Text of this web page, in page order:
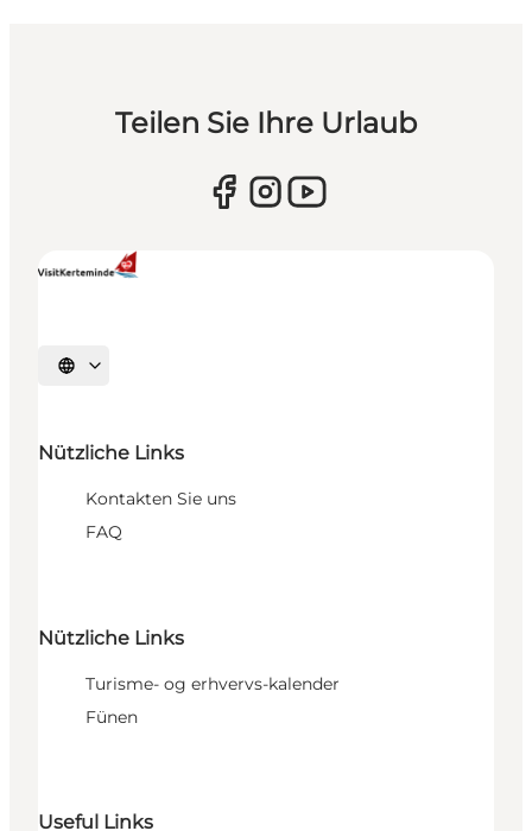
Teilen Sie Ihre Urlaub
Sprache auswählen
Nützliche Links
Kontakten Sie uns
FAQ
Nützliche Links
Turisme- og erhvervs-kalender
Fünen
Useful Links